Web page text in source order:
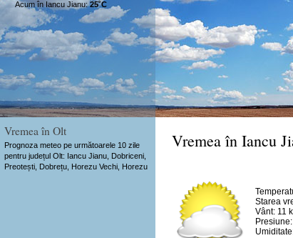
Vremea în Olt
Prognoza meteo pe următoarele 10 zile
pentru județul Olt: Iancu Jianu, Dobriceni,
Preotești, Dobrețu, Horezu Vechi, Horezu
Vremea în Iancu
Starea
Vânt: 11
Acum în Iancu Jianu:25˚C